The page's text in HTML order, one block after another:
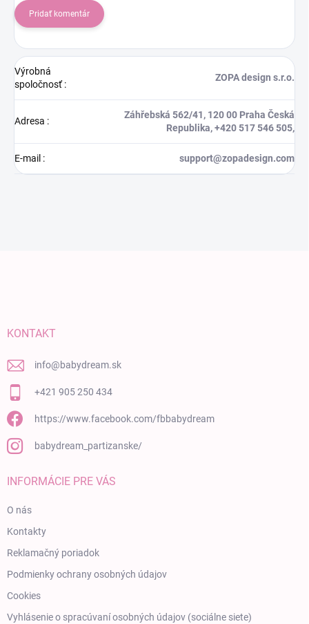
Pridať komentár
Výrobná
spoločnosť:
ZOPA design s.r.o.
Adresa :
Záhřebská 562/41, 120 00 Praha Česká
Republika, +420 517 546 505,
E-mail : support@zopadesign.com
KONTAKT
info@babydream.sk
+421 905 250 434
https://www.facebook.com/fbbabydream
babydream_partizanske/
INFORMÁCIE PRE VÁS
O nás
Kontakty
Reklamačný poriadok
Podmienky ochrany osobných údajov
Cookies
Vyhlásenie o spracúvaní osobných údajov (sociálne siete)